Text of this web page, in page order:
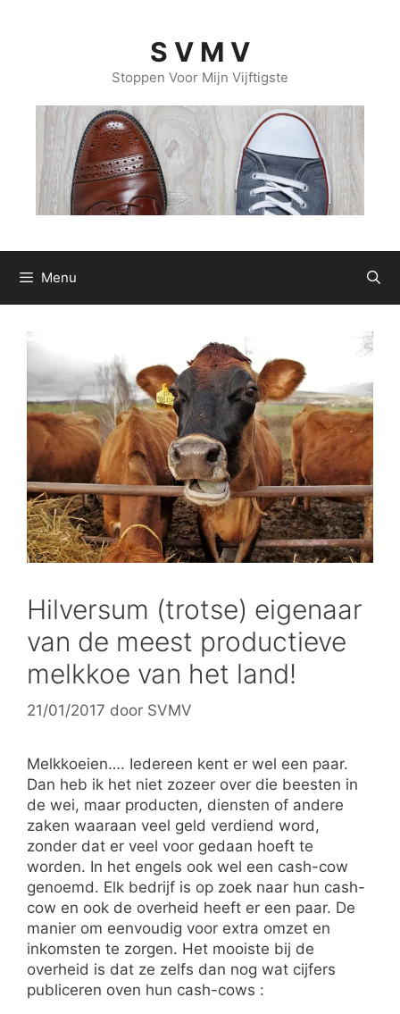
S V M V
Stoppen Voor Mijn Vijftigste
Menu
Hilversum (trotse) eigenaar
van de meest productieve
melkkoe van het land!
21/01/2017 door SVMV
Melkkoeien…. Iedereen kent er wel een paar.
Dan heb ik het niet zozeer over die beesten in
de wei, maar producten, diensten of andere
zaken waaraan veel geld verdiend word,
zonder dat er veel voor gedaan hoeft te
worden. In het engels ook wel een cash-cow
genoemd. Elk bedrijf is op zoek naar hun cash-
cow en ook de overheid heeft er een paar. De
manier om eenvoudig voor extra omzet en
inkomsten te zorgen. Het mooiste bij de
overheid is dat ze zelfs dan nog wat cijfers
publiceren oven hun cash-cows :